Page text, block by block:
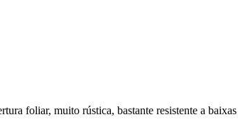
foliar, muito rústica, bastante resistente a